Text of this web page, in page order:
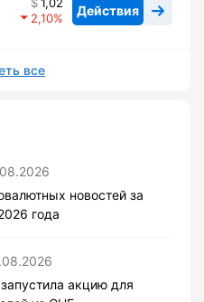
1,02
2,10
Действия
все
новостей за
года
акцию для